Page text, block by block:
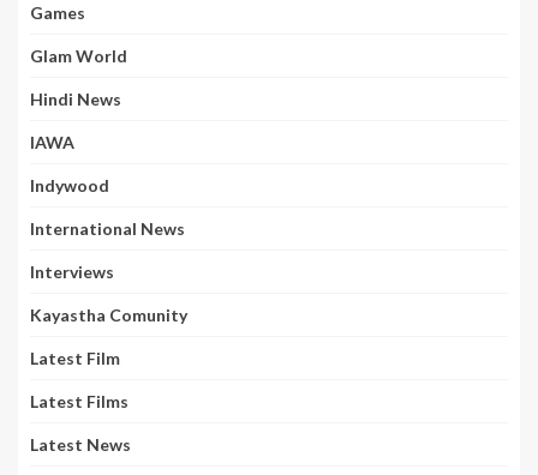
Games
Glam World
Hindi News
IAWA
Indywood
International News
Interviews
Kayastha Comunity
Latest Film
Latest Films
Latest News